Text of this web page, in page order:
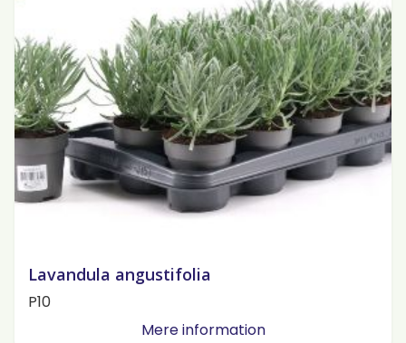
Lavandula angustifolia
P10
Mere information